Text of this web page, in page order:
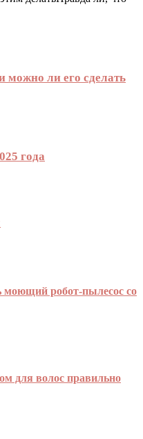
можно ли его сделать
года
моющий робот-пылесос со
для волос правильно